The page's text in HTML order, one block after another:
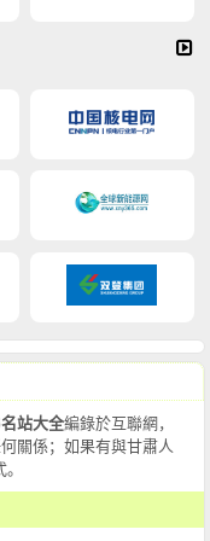
站大全編錄於互聯網，
關係；如果有與甘肅人